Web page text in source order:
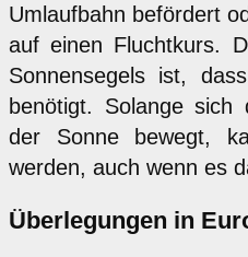
Umlaufbahn befördert
auf einen Fluchtkurs.
Sonnensegels ist,
benötigt. Solange
der Sonne bewegt,
werden, auch wenn es
Überlegungen in